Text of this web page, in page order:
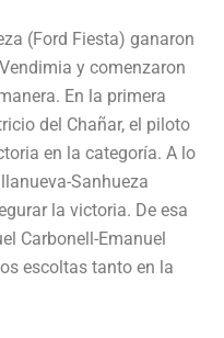
(Ford Fiesta) ganaron
y comenzaron
En la primera
del Chañar, el piloto
en la categoría. A lo
Sanhueza
la victoria. De esa
Carbonell-Emanuel
escoltas tanto en la